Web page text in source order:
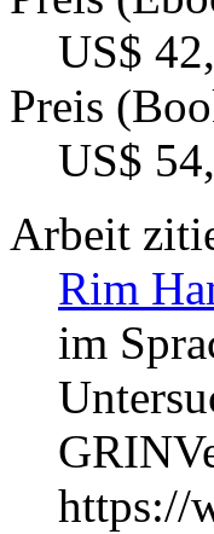
US$
Preis
US$
Arbeit
Rim
im
https://